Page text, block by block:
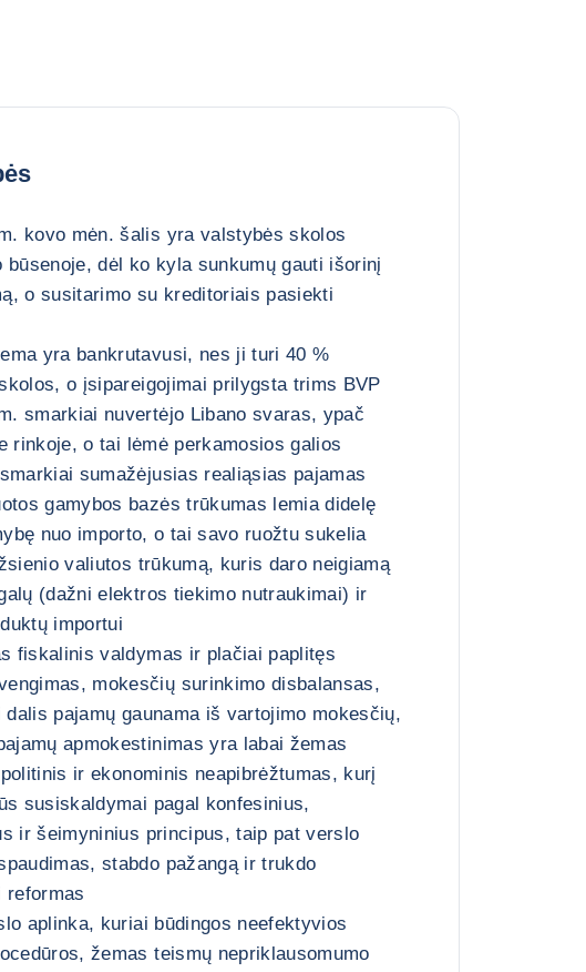
kovo mėn. šalis yra valstybės skolos
būsenoje, dėl ko kyla sunkumų gauti išorinį
o susitarimo su kreditoriais pasiekti
yra bankrutavusi, nes ji turi 40 %
o įsipareigojimai prilygsta trims BVP
smarkiai nuvertėjo Libano svaras, ypač
rinkoje, o tai lėmė perkamosios galios
sumažėjusias realiąsias pajamas
gamybos bazės trūkumas lemia didelę
nuo importo, o tai savo ruožtu sukelia
valiutos trūkumą, kuris daro neigiamą
(dažni elektros tiekimo nutraukimai) ir
importui
fiskalinis valdymas ir plačiai paplitęs
mokesčių surinkimo disbalansas,
dalis pajamų gaunama iš vartojimo mokesčių,
apmokestinimas yra labai žemas
ir ekonominis neapibrėžtumas, kurį
susiskaldymai pagal konfesinius,
ir šeimyninius principus, taip pat verslo
stabdo pažangą ir trukdo
reformas
aplinka, kuriai būdingos neefektyvios
žemas teismų nepriklausomumo